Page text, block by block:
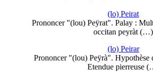
(lo) Peirat
Prononcer "(lou) Peÿrat". Palay :
occitan peyràt (…)
(lo) Peirar
Prononcer "(lou) Peÿrà". Hypothèse
Etendue pierreuse